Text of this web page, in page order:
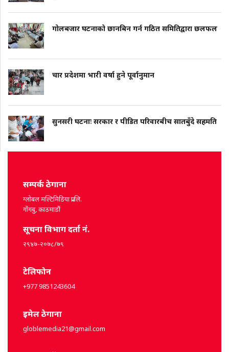
गोलबजार घटनाको छानबिन गर्न गठित समितिद्वारा छलफल
चार प्रदेशमा भारी वर्षा हुने पूर्वानुमान
सुनसरी घटनाः सरकार र पीडित परिवारबीच सातबुँदे सहमति
सम्पर्क ठेगाना
ग्लोबल मल्टिमिडिया प्रा.लि.
गोंगबु, काठमाडौं
सूचना विभाग दर्ता नं.
२९४७-२०७८/७९
टेलिफोन
+977 9851243604
इमेल ठेगाना
globlemedia21@gmail.com